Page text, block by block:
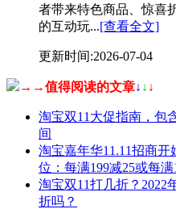
者带来特色商品、惊喜
的互动玩...[查看全文]
更新时间:2026-07-04
→→值得阅读的文章↓ ↓ ↓
淘宝双11大促指南，包
间
淘宝嘉年华11.11招商开
位：每满199减25或每满
淘宝双11打几折？2022
折吗？